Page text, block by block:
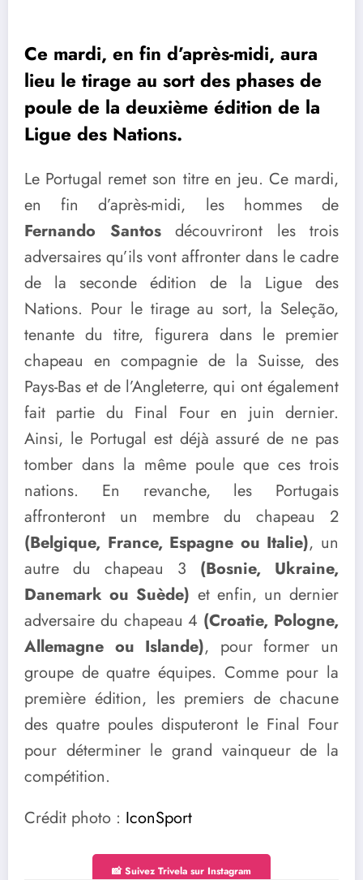
Ce mardi, en fin d’après-midi, aura
lieu le tirage au sort des phases de
poule de la deuxième édition de la
Ligue des Nations.
Le Portugal remet son titre en jeu. Ce mardi,
en fin d’après-midi, les hommes de
Fernando Santosdécouvriront les trois
adversaires qu’ils vont affronter dans le cadre
de la seconde édition de la Ligue des
Nations. Pour le tirage au sort, la Seleção,
tenante du titre, figurera dans le premier
chapeau en compagnie de la Suisse, des
Pays-Bas et de l’Angleterre, qui ont également
fait partie du Final Four en juin dernier.
Ainsi, le Portugal est déjà assuré de ne pas
tomber dans la même poule que ces trois
nations. En revanche, les Portugais
affronteront un membre du chapeau 2
(Belgique, France, Espagne ou Italie), un
autre du chapeau 3 (Bosnie, Ukraine,
Danemark ou Suède) et enfin, un dernier
adversaire du chapeau 4 (Croatie, Pologne,
Allemagne ou Islande), pour former un
groupe de quatre équipes. Comme pour la
première édition, les premiers de chacune
des quatre poules disputeront le Final Four
pour déterminer le grand vainqueur de la
compétition.
Crédit photo : IconSport
📸 Suivez Trivela sur Instagram